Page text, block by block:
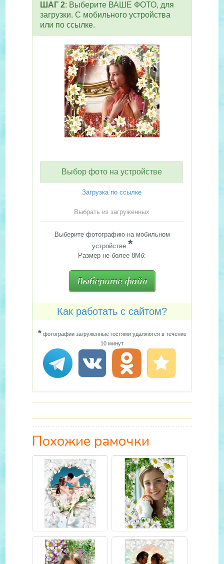
ШАГ 2: Выберите ВАШЕ ФОТО, для
загрузки. С мобильного устройства
или по ссылке.
Выбор фото на устройстве
Загрузка по ссылке
Выбрать из загруженных
Выберите фотографию на мобильном
устройстве.*
Размер не более 8Мб:
Как работать с сайтом?
*фотографии загруженные гостями удаляются в течение
10 минут
Похожие рамочки